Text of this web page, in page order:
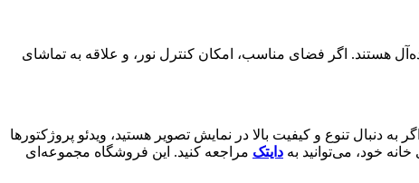
ایده‌آل هستند. اگر فضای مناسب، امکان کنترل نور، و علاقه به تماشای
دنبال تنوع و کیفیت بالا در نمایش تصویر هستید، ویدئو پروژکتورها
خود، می‌توانید به دایتک مراجعه کنید. این فروشگاه مجموعه‌ای